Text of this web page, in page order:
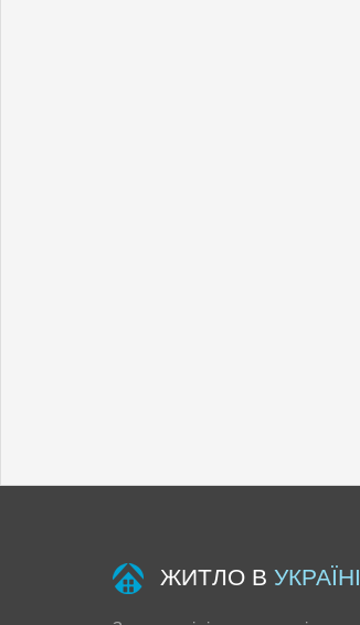
ЖИТЛО В УКРАЇНІ